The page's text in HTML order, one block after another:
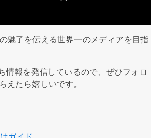
魅了を伝える世界一のメディアを目指
情報を発信しているので、ぜひフォロ
えたら嬉しいです。